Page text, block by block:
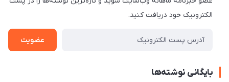
الکترونیک خود دریافت کنید.
عضویت
بایگانی نوشته‌ها